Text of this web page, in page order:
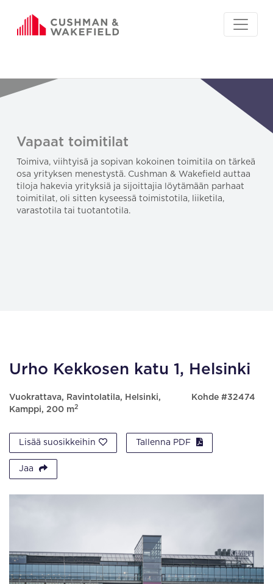
Vapaat toimitilat
Toimiva, viihtyisä ja sopivan kokoinen toimitila on tärkeä
osa yrityksen menestystä. Cushman & Wakefield auttaa
tiloja hakevia yrityksiä ja sijoittajia löytämään parhaat
toimitilat, oli sitten kyseessä toimistotila, liiketila,
varastotila tai tuotantotila.
Urho Kekkosen katu 1, Helsinki
Vuokrattava, Ravintolatila, Helsinki,
Kamppi, 200 m2
Kohde #32474
Lisää suosikkeihin Tallenna PDF
Jaa